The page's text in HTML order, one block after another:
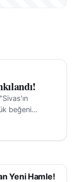
beğeni
Yeni Hamle!